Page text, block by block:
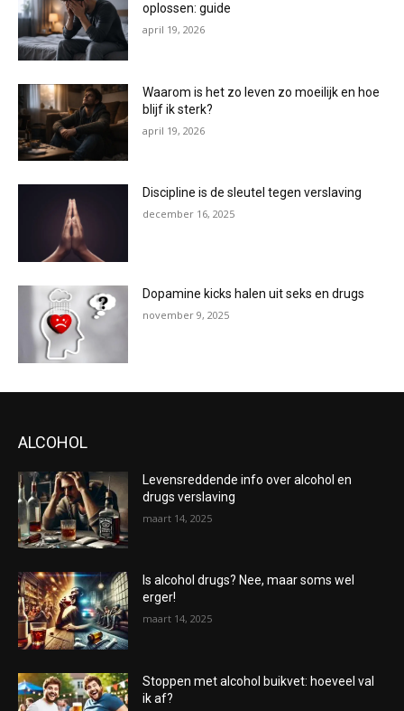
oplossen: guide
april 19, 2026
Waarom is het zo leven zo moeilijk en hoe
blijf ik sterk?
april 19, 2026
Discipline is de sleutel tegen verslaving
december 16, 2025
Dopamine kicks halen uit seks en drugs
november 9, 2025
ALCOHOL
Levensreddende info over alcohol en
drugs verslaving
maart 14, 2025
Is alcohol drugs? Nee, maar soms wel
erger!
maart 14, 2025
Stoppen met alcohol buikvet: hoeveel val
ik af?